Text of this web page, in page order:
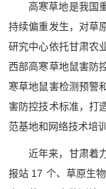
高寒草地是我国
持续偏重发生，对草
研究中心依托甘肃农
西部高寒草地鼠害防
寒草地鼠害检测预警
害防控技术标准，打
范基地和网络技术培
近年来，甘肃着
报站 17 个、草原生